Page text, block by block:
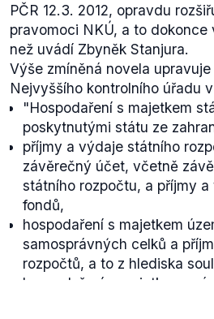
PČR 12.3. 2012, opravdu
pravomoci NKÚ, a to dokonce
než uvádí Zbyněk Stanjura.
Výše zmíněná novela
Nejvyššího kontrolního úřadu
"Hospodaření s majetkem
poskytnutými státu ze
příjmy a výdaje státního
závěrečný účet, včetně
státního rozpočtu, a příjmy
fondů,
hospodaření s majetkem
samosprávných celků a
rozpočtů, a to z hlediska
hospodaření s majetkem